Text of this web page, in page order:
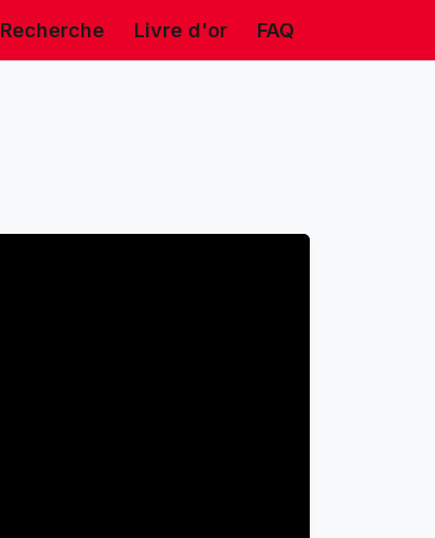
Recherche Livre d'or FAQ